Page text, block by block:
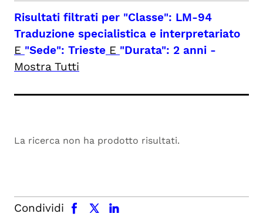
Risultati filtrati per "Classe": LM-94
Traduzione specialistica e interpretariato
E "Sede": Trieste E "Durata": 2 anni -
Mostra Tutti
La ricerca non ha prodotto risultati.
Condividi
facebook x.com linkedin